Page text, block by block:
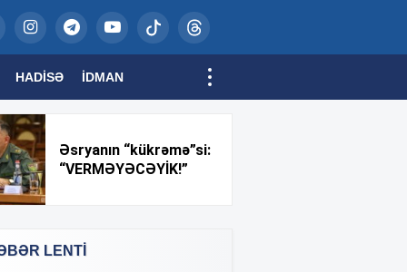
HADISƏ İDMAN
Əsryanın “kükrəmə”si:
“VERMƏYƏCƏYİK!”
LENTİ